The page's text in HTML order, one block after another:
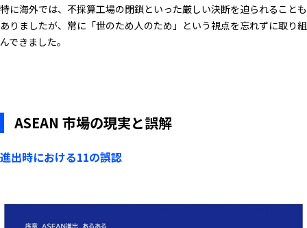
特に海外では、不採算工場の閉鎖といった厳しい決断を迫られることも
ありましたが、常に「世のため人のため」という視点を忘れずに取り組
んできました。
ASEAN 市場の現実と誤解
進出時における11の誤認